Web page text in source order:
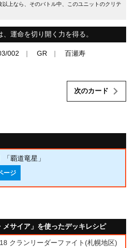
上なら、そのバトル中、このユニットのクリテ
運命を切り開く力を得る。
002 GR 百瀬寿
次のカード
「覇道竜星」
ージ
メサイア」を使ったデッキレシピ
クランリーダーファイト(札幌地区)